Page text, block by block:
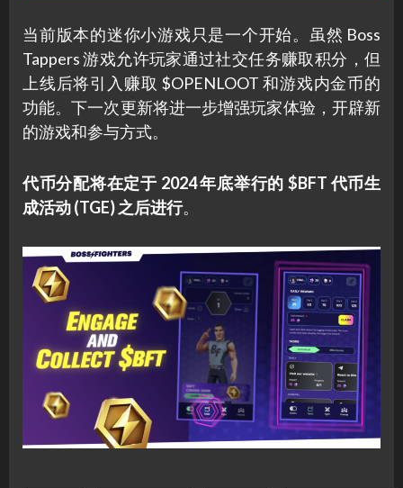
当前版本的迷你小游戏只是一个开始。虽然 Boss
Tappers 游戏允许玩家通过社交任务赚取积分，但
上线后将引入赚取 $OPENLOOT 和游戏内金币的
功能。下一次更新将进一步增强玩家体验，开辟新
的游戏和参与方式。
代币分配将在定于 2024 年底举行的 $BFT 代币生
成活动 (TGE) 之后进行。